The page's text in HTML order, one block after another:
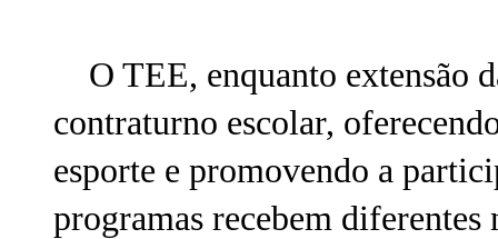
O TEE, enquanto extensão
contraturno escolar,
esporte e promovendo a
programas recebem